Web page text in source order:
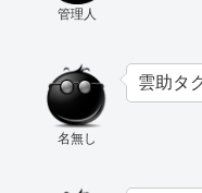
管理人
名無し
雲助タ